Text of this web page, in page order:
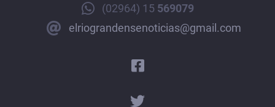
(02964) 15 569079
elriograndensenoticias@gmail.com